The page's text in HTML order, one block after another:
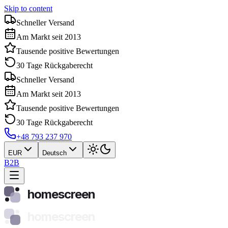
Skip to content
Schneller Versand
Am Markt seit 2013
Tausende positive Bewertungen
30 Tage Rückgaberecht
Schneller Versand
Am Markt seit 2013
Tausende positive Bewertungen
30 Tage Rückgaberecht
+48 793 237 970
EUR Deutsch
B2B
homescreen